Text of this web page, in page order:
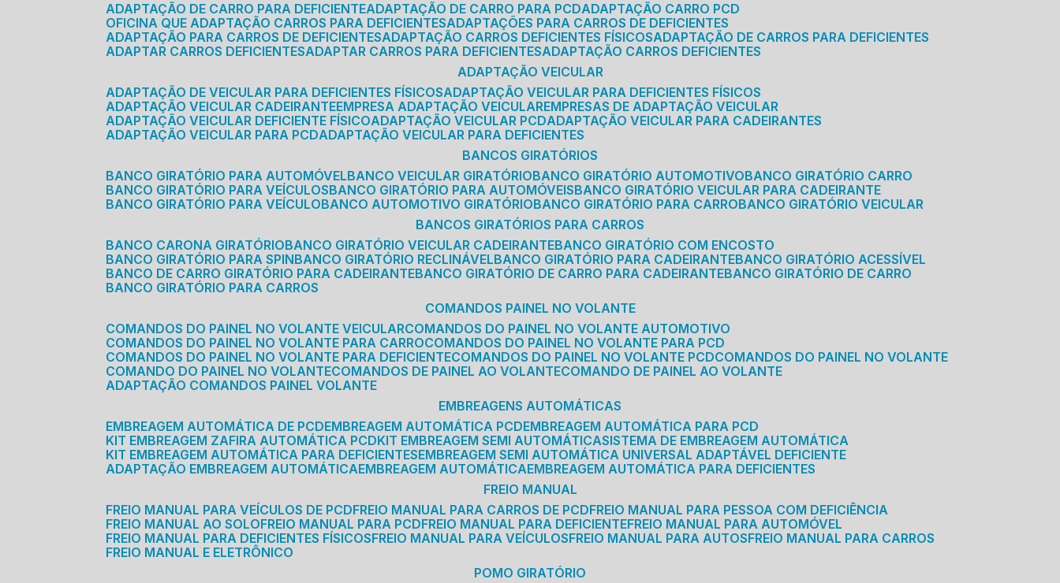
ADAPTAÇÃO DE CARRO PARA DEFICIENTE
ADAPTAÇÃO DE CARRO PARA PCD
ADAPTAÇÃO CARRO PCD
OFICINA QUE ADAPTAÇÃO CARROS PARA DEFICIENTES
ADAPTAÇÕES PARA CARROS DE DEFICIENTES
ADAPTAÇÃO PARA CARROS DE DEFICIENTES
ADAPTAÇÃO CARROS DEFICIENTES FÍSICOS
ADAPTAÇÃO DE CARROS PARA DEFICIENTES
ADAPTAR CARROS DEFICIENTES
ADAPTAR CARROS PARA DEFICIENTES
ADAPTAÇÃO CARROS DEFICIENTES
ADAPTAÇÃO VEICULAR
ADAPTAÇÃO DE VEICULAR PARA DEFICIENTES FÍSICOS
ADAPTAÇÃO VEICULAR PARA DEFICIENTES FÍSICOS
ADAPTAÇÃO VEICULAR CADEIRANTE EMPRESA ADAPTAÇÃO VEICULAR EMPRESAS DE ADAPTAÇÃO VEICULAR
ADAPTAÇÃO VEICULAR DEFICIENTE FÍSICO
ADAPTAÇÃO VEICULAR PCD
ADAPTAÇÃO VEICULAR PARA CADEIRANTES
ADAPTAÇÃO VEICULAR PARA PCD
ADAPTAÇÃO VEICULAR PARA DEFICIENTES
BANCOS GIRATÓRIOS
BANCO GIRATÓRIO PARA AUTOMÓVEL
BANCO VEICULAR GIRATÓRIO BANCO GIRATÓRIO AUTOMOTIVO
BANCO GIRATÓRIO CARRO
BANCO GIRATÓRIO PARA VEÍCULOS
BANCO GIRATÓRIO PARA AUTOMÓVEIS
BANCO GIRATÓRIO VEICULAR PARA CADEIRANTE
BANCO GIRATÓRIO PARA VEÍCULO
BANCO AUTOMOTIVO GIRATÓRIO BANCO GIRATÓRIO PARA CARRO
BANCO GIRATÓRIO VEICULAR
BANCOS GIRATÓRIOS PARA CARROS
BANCO CARONA GIRATÓRIO
BANCO GIRATÓRIO VEICULAR CADEIRANTE BANCO GIRATÓRIO COM ENCOSTO
BANCO GIRATÓRIO PARA SPIN
BANCO GIRATÓRIO RECLINÁVEL BANCO GIRATÓRIO PARA CADEIRANTE BANCO GIRATÓRIO ACESSÍVEL
BANCO DE CARRO GIRATÓRIO PARA CADEIRANTE BANCO GIRATÓRIO DE CARRO PARA CADEIRANTE BANCO GIRATÓRIO DE CARRO
BANCO GIRATÓRIO PARA CARROS
COMANDOS PAINEL NO VOLANTE
COMANDOS DO PAINEL NO VOLANTE VEICULAR
COMANDOS DO PAINEL NO VOLANTE AUTOMOTIVO
COMANDOS DO PAINEL NO VOLANTE PARA CARRO
COMANDOS DO PAINEL NO VOLANTE PARA PCD
COMANDOS DO PAINEL NO VOLANTE PARA DEFICIENTE
COMANDOS DO PAINEL NO VOLANTE PCD
COMANDOS DO PAINEL NO VOLANTE
COMANDO DO PAINEL NO VOLANTE
COMANDOS DE PAINEL AO VOLANTE
COMANDO DE PAINEL AO VOLANTE
ADAPTAÇÃO COMANDOS PAINEL VOLANTE
EMBREAGENS AUTOMÁTICAS
EMBREAGEM AUTOMÁTICA DE PCD EMBREAGEM AUTOMÁTICA PCD EMBREAGEM AUTOMÁTICA PARA PCD
KIT EMBREAGEM ZAFIRA AUTOMÁTICA PCD
KIT EMBREAGEM SEMI AUTOMÁTICA SISTEMA DE EMBREAGEM AUTOMÁTICA
KIT EMBREAGEM AUTOMÁTICA PARA DEFICIENTES EMBREAGEM SEMI AUTOMÁTICA UNIVERSAL ADAPTÁVEL DEFICIENTE
ADAPTAÇÃO EMBREAGEM AUTOMÁTICA EMBREAGEM AUTOMÁTICA EMBREAGEM AUTOMÁTICA PARA DEFICIENTES
FREIO MANUAL
FREIO MANUAL PARA VEÍCULOS DE PCD FREIO MANUAL PARA CARROS DE PCD FREIO MANUAL PARA PESSOA COM DEFICIÊNCIA
FREIO MANUAL AO SOLO FREIO MANUAL PARA PCD FREIO MANUAL PARA DEFICIENTE FREIO MANUAL PARA AUTOMÓVEL
FREIO MANUAL PARA DEFICIENTES FÍSICOS FREIO MANUAL PARA VEÍCULOS FREIO MANUAL PARA AUTOS FREIO MANUAL PARA CARROS
FREIO MANUAL E ELETRÔNICO
POMO GIRATÓRIO